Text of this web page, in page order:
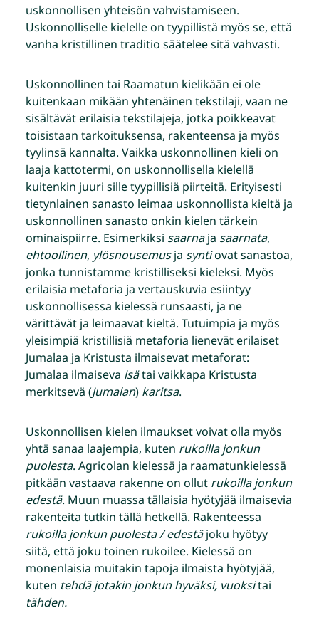
uskonnollisen yhteisön vahvistamiseen.
Uskonnolliselle kielelle on tyypillistä myös se, että
vanha kristillinen traditio säätelee sitä vahvasti.
Uskonnollinen tai Raamatun kielikään ei ole
kuitenkaan mikään yhtenäinen tekstilaji, vaan ne
sisältävät erilaisia tekstilajeja, jotka poikkeavat
toisistaan tarkoituksensa, rakenteensa ja myös
tyylinsä kannalta. Vaikka uskonnollinen kieli on
laaja kattotermi, on uskonnollisella kielellä
kuitenkin juuri sille tyypillisiä piirteitä. Erityisesti
tietynlainen sanasto leimaa uskonnollista kieltä ja
uskonnollinen sanasto onkin kielen tärkein
ominaispiirre. Esimerkiksi saarnaja saarnata,
ehtoollinen, ylösnousemusja syntiovat sanastoa,
jonka tunnistamme kristilliseksi kieleksi. Myös
erilaisia metaforia ja vertauskuvia esiintyy
uskonnollisessa kielessä runsaasti, ja ne
värittävät ja leimaavat kieltä. Tutuimpia ja myös
yleisimpiä kristillisiä metaforia lienevät erilaiset
Jumalaa ja Kristusta ilmaisevat metaforat:
Jumalaa ilmaiseva isätai vaikkapa Kristusta
merkitsevä (Jumalan) karitsa.
Uskonnollisen kielen ilmaukset voivat olla myös
yhtä sanaa laajempia, kuten rukoilla jonkun
puolesta. Agricolan kielessä ja raamatunkielessä
pitkään vastaava rakenne on ollut rukoilla jonkun
edestä. Muun muassa tällaisia hyötyjää ilmaisevia
rakenteita tutkin tällä hetkellä. Rakenteessa
rukoilla jonkun puolesta / edestäjoku hyötyy
siitä, että joku toinen rukoilee. Kielessä on
monenlaisia muitakin tapoja ilmaista hyötyjää,
kuten tehdä jotakin jonkun hyväksi, vuoksitai
tähden.